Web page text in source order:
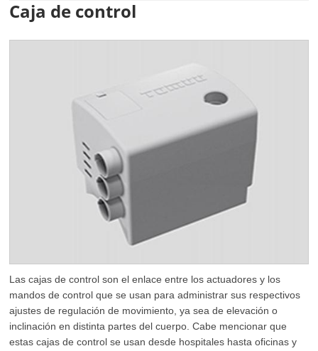
Caja de control
Las cajas de control son el enlace entre los actuadores y los
mandos de control que se usan para administrar sus respectivos
ajustes de regulación de movimiento, ya sea de elevación o
inclinación en distinta partes del cuerpo. Cabe mencionar que
estas cajas de control se usan desde hospitales hasta oficinas y